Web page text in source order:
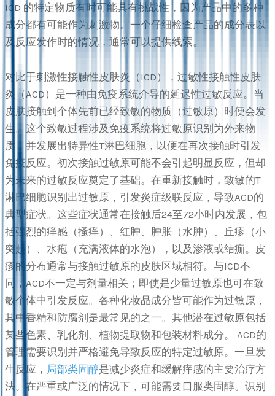
ICD 的特定物质有时可能具有挑战性，因为产品中的多种
成分都有可能作为刺激物。一个仔细检查产品的成分表以
及反应发作时的情况，通常可以提供线索。
对比于刺激性接触性皮肤炎（ICD），过敏性接触性皮肤
炎（ACD）是一种由免疫系统介导的延迟性过敏反应。当
皮肤接触到个体先前已经致敏的物质（过敏原）时便会发
生。这个致敏过程涉及免疫系统将过敏原识别为外来物
质，并发展出特异性T淋巴细胞，以便在再次接触时引发
免疫反应。初次接触过敏原可能不会引起明显反应，但却
为未来的过敏反应奠定了基础。在重新接触时，致敏的T
淋巴细胞识别出过敏原，引发炎症级联反应，导致ACD的
典型症状。这些症状通常在接触后24至72小时内发展，包
括强烈的痒感（搔痒）、红肿、肿胀（水肿）、丘疹（小
突起）、水疱（充满液体的水泡），以及渗液或结痂。皮
疹的分布通常与接触过敏原的皮肤区域相符。与ICD不
同，ACD不一定与剂量相关；即使是少量过敏原也可在致
敏个体中引发反应。各种化妆品成分皆可能作为过敏原，
其中香精和防腐剂是最常见的之一。其他潜在过敏原包括
某些色素、乳化剂、植物提取物和包装材料成分。 ACD的
管理需要识别并严格避免导致反应的特定过敏原。一旦发
生反应， 局部类固醇是减少炎症和缓解痒感的主要治疗方
法。在严重或广泛的情况下，可能需要口服类固醇。识别